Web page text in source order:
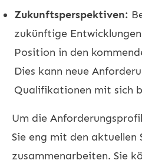
Zukunftsperspektiven:
zukünftige
Position in den
Dies kann neue
Qualifikationen mit sich
Um die
Sie eng mit den aktuellen
zusammenarbeiten. Sie